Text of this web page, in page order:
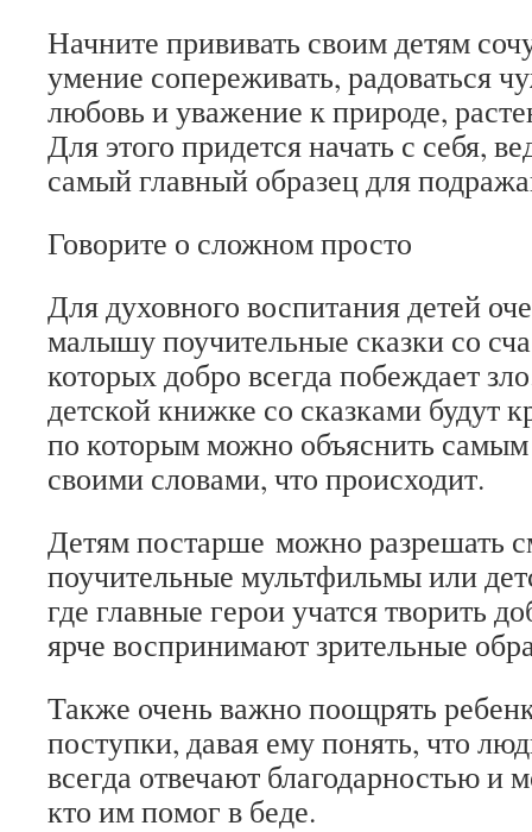
Начните прививать своим детям
умение сопереживать, радоваться
любовь и уважение к природе,
Для этого придется начать с себя,
самый главный образец для
Говорите о сложном просто
Для духовного воспитания детей
малышу поучительные сказки со
которых добро всегда побеждает
детской книжке со сказками будут
по которым можно объяснить
своими словами, что происходит.
Детям постарше можно разрешать
поучительные мультфильмы или
где главные герои учатся творить
ярче воспринимают зрительные
Также очень важно поощрять
поступки, давая ему понять, что
всегда отвечают благодарностью и
кто им помог в беде.